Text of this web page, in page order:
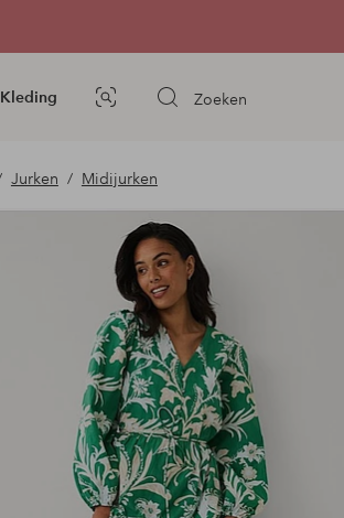
Kleding
Afbeelding
Zoeken
Jurken Midijurken